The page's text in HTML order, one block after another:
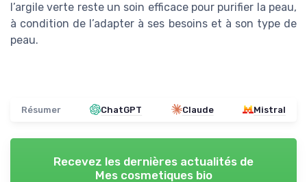
l’argile verte reste un soin efficace pour purifier la peau,
à condition de l’adapter à ses besoins et à son type de
peau.
Résumer ChatGPT Claude Mistral
Recevez les dernières actualités de
Mes cosmetiques bio